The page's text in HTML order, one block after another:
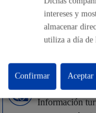
Trámites
Impuestos,
pagos,
Turismo
Información
intereses y
almacenar
utiliza a día de
Confirmar Aceptar